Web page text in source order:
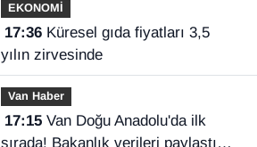
EKONOMİ
17:36Küresel gıda fiyatları 3,5
yılın zirvesinde
Van Haber
17:15Van Doğu Anadolu'da ilk
sırada! Bakanlık verileri paylaştı…